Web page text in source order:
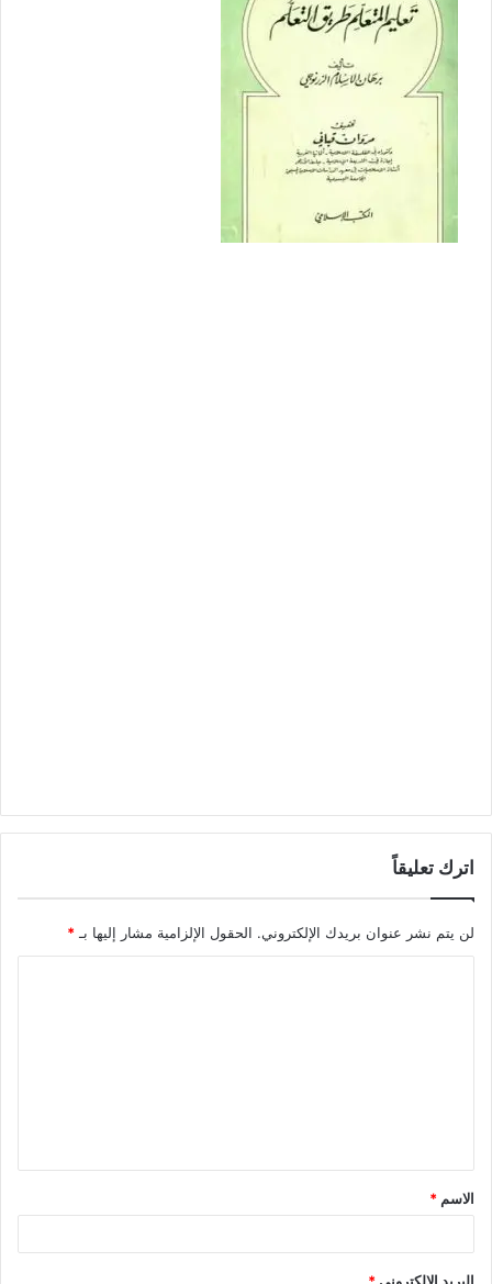
اترك تعليقاً
لن يتم نشر عنوان بريدك الإلكتروني. الحقول الإلزامية مشار إليها بـ *
الاسم *